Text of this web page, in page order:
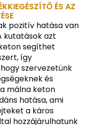
ÉS AZ
pozitív hatása van
kutatások azt
segíthet
így
szervezetünk
és
málna keton
hatása, ami
a káros
hozzájárulhatunk